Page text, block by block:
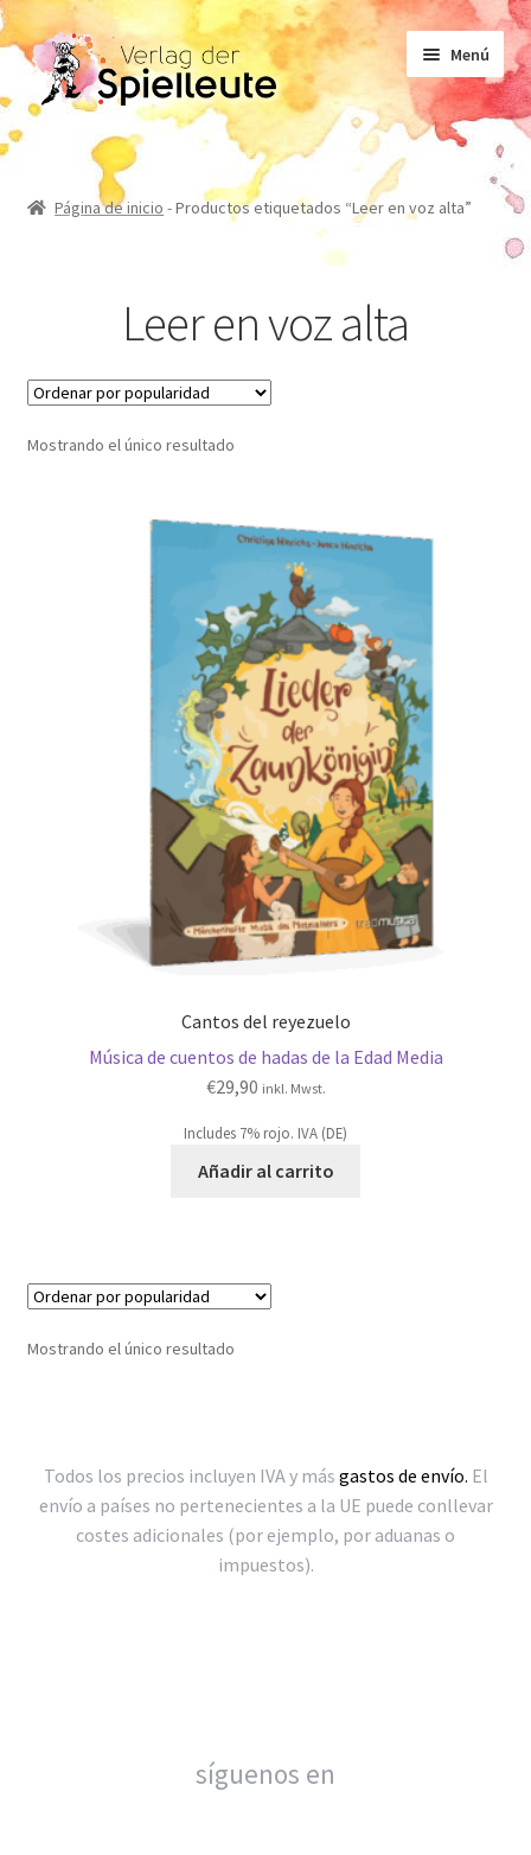
Ir
a
la
navegación
Ir
al
contenido
Menú
Partituras
No ficción
Novelas
Página de inicio -Productos etiquetados “Leer en voz alta”
Leer en voz alta
Mostrando el único resultado
Cantos del reyezuelo
Música de cuentos de hadas de la Edad Media
€29,90 inkl. Mwst.
Includes 7% rojo. IVA (DE)
Añadir al carrito
Mostrando el único resultado
Todos los precios incluyen IVA y más gastos de envío. El
envío a países no pertenecientes a la UE puede conllevar
costes adicionales (por ejemplo, por aduanas o
impuestos).
síguenos en